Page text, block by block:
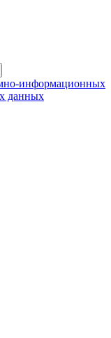
информационных
данных